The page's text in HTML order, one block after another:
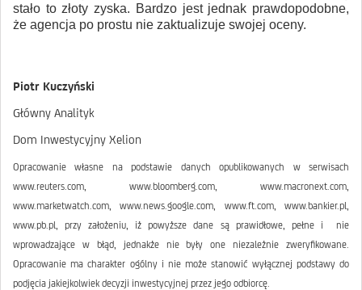
stało to złoty zyska. Bardzo jest jednak prawdopodobne,
że agencja po prostu nie zaktualizuje swojej oceny.
Piotr Kuczyński
Główny Analityk
Dom Inwestycyjny Xelion
Opracowanie własne na podstawie danych opublikowanych w serwisach
www.reuters.com, www.bloomberg.com, www.macronext.com,
www.marketwatch.com, www.news.google.com, www.ft.com, www.bankier.pl,
www.pb.pl, przy założeniu, iż powyższe dane są prawidłowe, pełne i nie
wprowadzające w błąd, jednakże nie były one niezależnie zweryfikowane.
Opracowanie ma charakter ogólny i nie może stanowić wyłącznej podstawy do
podjęcia jakiejkolwiek decyzji inwestycyjnej przez jego odbiorcę.